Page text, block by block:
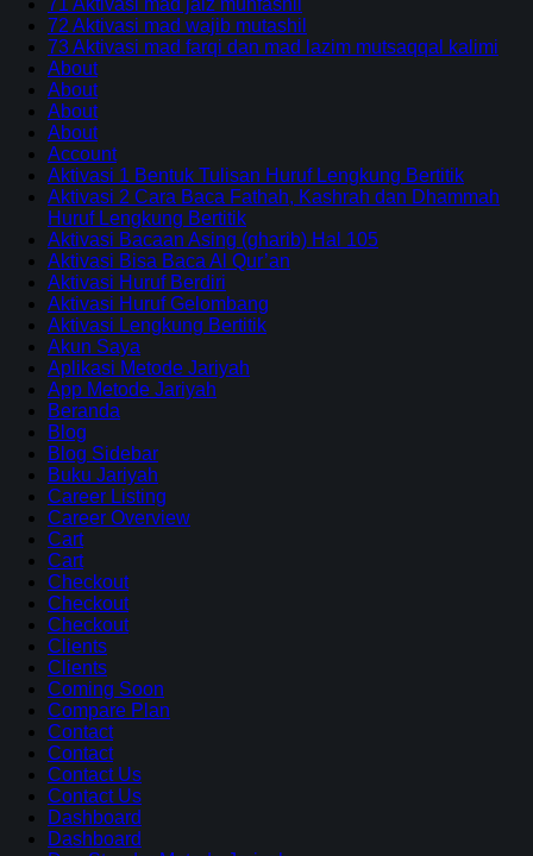
71 Aktivasi mad jaiz munfashil
72 Aktivasi mad wajib mutashil
73 Aktivasi mad farqi dan mad lazim mutsaqqal kalimi
About
About
About
About
Account
Aktivasi 1 Bentuk Tulisan Huruf Lengkung Bertitik
Aktivasi 2 Cara Baca Fathah, Kashrah dan Dhammah
Huruf Lengkung Bertitik
Aktivasi Bacaan Asing (gharib) Hal 105
Aktivasi Bisa Baca Al Qur’an
Aktivasi Huruf Berdiri
Aktivasi Huruf Gelombang
Aktivasi Lengkung Bertitik
Akun Saya
Aplikasi Metode Jariyah
App Metode Jariyah
Beranda
Blog
Blog Sidebar
Buku Jariyah
Career Listing
Career Overview
Cart
Cart
Checkout
Checkout
Checkout
Clients
Clients
Coming Soon
Compare Plan
Contact
Contact
Contact Us
Contact Us
Dashboard
Dashboard